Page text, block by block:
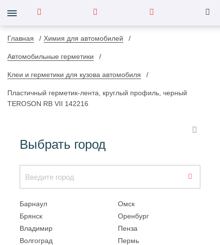
Главная Химия для автомобилей
Автомобильные герметики
Клеи и герметики для кузова автомобиля
Пластичный герметик-лента, круглый профиль, черный
TEROSON RB VII 142216
Выбрать город
Барнаул
Брянск
Владимир
Волгоград
Омск
Оренбург
Пенза
Пермь